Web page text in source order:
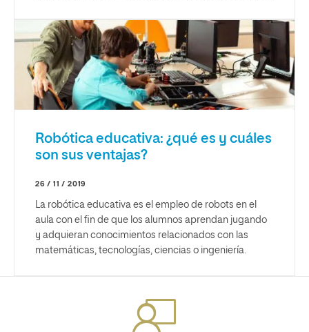
Robótica educativa: ¿qué es y cuáles
son sus ventajas?
26 / 11 / 2019
La robótica educativa es el empleo de robots en el
aula con el fin de que los alumnos aprendan jugando
y adquieran conocimientos relacionados con las
matemáticas, tecnologías, ciencias o ingeniería.